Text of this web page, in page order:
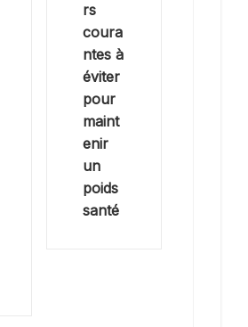
rs
coura
ntes à
éviter
pour
maint
enir
un
poids
santé